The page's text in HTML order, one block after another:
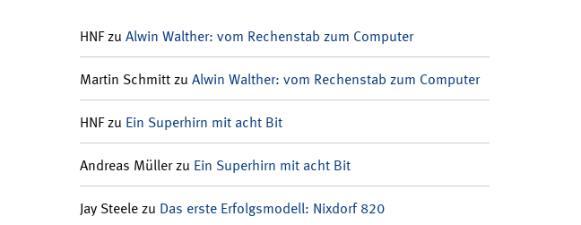
HNFzu Alwin Walther: vom Rechenstab zum Computer
Martin Schmittzu Alwin Walther: vom Rechenstab zum Computer
HNFzu Ein Superhirn mit acht Bit
Andreas Müllerzu Ein Superhirn mit acht Bit
Jay Steelezu Das erste Erfolgsmodell: Nixdorf 820